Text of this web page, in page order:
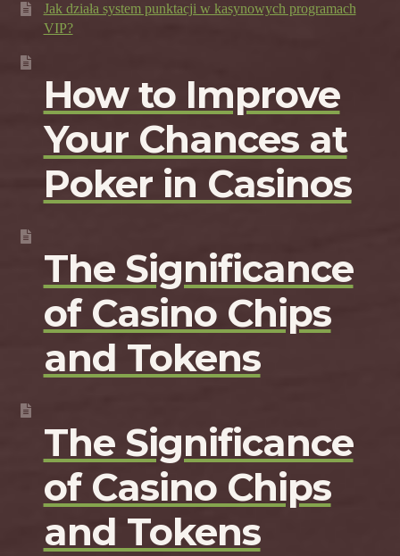
Jak działa system punktacji w kasynowych programach
VIP?
How to Improve
Your Chances at
Poker in Casinos
The Significance
of Casino Chips
and Tokens
The Significance
of Casino Chips
and Tokens